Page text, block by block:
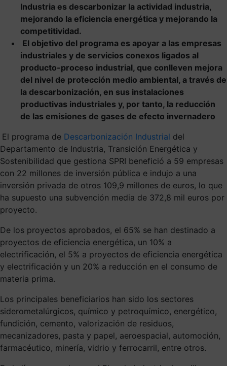
Industria es descarbonizar la actividad industria,
mejorando la eficiencia energética y mejorando la
competitividad.
El objetivo del programa es apoyar a las empresas
industriales y de servicios conexos ligados al
producto-proceso industrial, que conlleven mejora
del nivel de protección medio ambiental, a través de
la descarbonización, en sus instalaciones
productivas industriales y, por tanto, la reducción
de las emisiones de gases de efecto invernadero
El programa de Descarbonización Industrial del
Departamento de Industria, Transición Energética y
Sostenibilidad que gestiona SPRI benefició a 59 empresas
con 22 millones de inversión pública e indujo a una
inversión privada de otros 109,9 millones de euros, lo que
ha supuesto una subvención media de 372,8 mil euros por
proyecto.
De los proyectos aprobados, el 65% se han destinado a
proyectos de eficiencia energética, un 10% a
electrificación, el 5% a proyectos de eficiencia energética
y electrificación y un 20% a reducción en el consumo de
materia prima.
Los principales beneficiarios han sido los sectores
siderometalúrgicos, químico y petroquímico, energético,
fundición, cemento, valorización de residuos,
mecanizadores, pasta y papel, aeroespacial, automoción,
farmacéutico, minería, vidrio y ferrocarril, entre otros.